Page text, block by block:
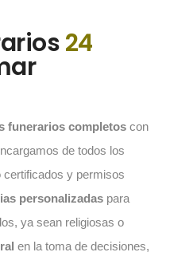
24
funerarios completos con
de todos los
certificados y permisos
personalizadas para
ya sean religiosas o
en la toma de decisiones,